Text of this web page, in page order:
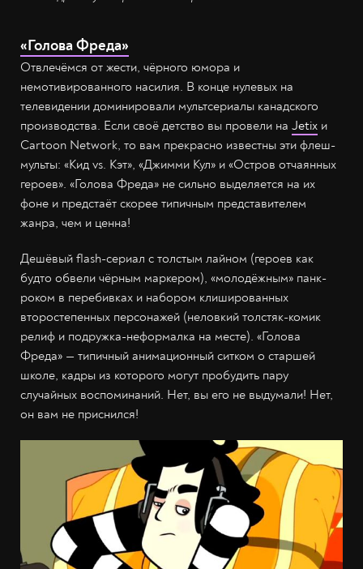
«Голова Фреда»
Отвлечёмся от жести, чёрного юмора и
немотивированного насилия. В конце нулевых на
телевидении доминировали мультсериалы канадского
производства. Если своё детство вы провели на Jetix и
Cartoon Network, то вам прекрасно известны эти флеш-
мульты: «Кид vs. Кэт», «Джимми Кул» и «Остров отчаянных
героев». «Голова Фреда» не сильно выделяется на их
фоне и предстаёт скорее типичным представителем
жанра, чем и ценна!
Дешёвый flash-сериал с толстым лайном (героев как
будто обвели чёрным маркером), «молодёжным» панк-
роком в перебивках и набором клишированных
второстепенных персонажей (неловкий толстяк-комик
релиф и подружка-неформалка на месте). «Голова
Фреда» — типичный анимационный ситком о старшей
школе, кадры из которого могут пробудить пару
случайных воспоминаний. Нет, вы его не выдумали! Нет,
он вам не приснился!